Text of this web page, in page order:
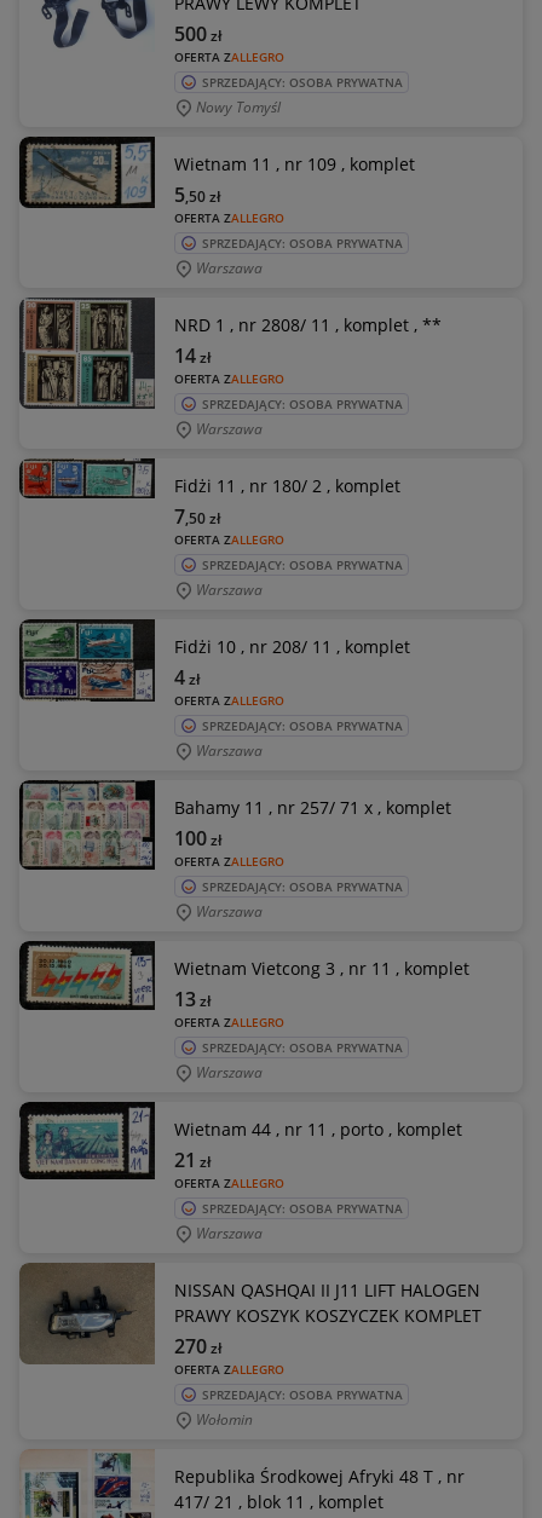
OFERTA ZALLEGRO
500zł
SPRZEDAJĄCY: OSOBA PRYWATNA
Nowy Tomyśl
Wietnam 11 , nr 109 , komplet
OFERTA ZALLEGRO
5,50zł
SPRZEDAJĄCY: OSOBA PRYWATNA
Warszawa
NRD 1 , nr 2808/ 11 , komplet , **
OFERTA ZALLEGRO
14zł
SPRZEDAJĄCY: OSOBA PRYWATNA
Warszawa
Fidżi 11 , nr 180/ 2 , komplet
OFERTA ZALLEGRO
7,50zł
SPRZEDAJĄCY: OSOBA PRYWATNA
Warszawa
Fidżi 10 , nr 208/ 11 , komplet
OFERTA ZALLEGRO
4zł
SPRZEDAJĄCY: OSOBA PRYWATNA
Warszawa
Bahamy 11 , nr 257/ 71 x , komplet
OFERTA ZALLEGRO
100zł
SPRZEDAJĄCY: OSOBA PRYWATNA
Warszawa
Wietnam Vietcong 3 , nr 11 , komplet
OFERTA ZALLEGRO
13zł
SPRZEDAJĄCY: OSOBA PRYWATNA
Warszawa
Wietnam 44 , nr 11 , porto , komplet
OFERTA ZALLEGRO
21 zł
SPRZEDAJĄCY: OSOBA PRYWATNA
Warszawa
NISSAN QASHQAI II J11 LIFT HALOGEN
PRAWY KOSZYK KOSZYCZEK KOMPLET
OFERTA ZALLEGRO
270zł
SPRZEDAJĄCY: OSOBA PRYWATNA
Wołomin
Republika Środkowej Afryki 48 T , nr
417/ 21 , blok 11 , komplet